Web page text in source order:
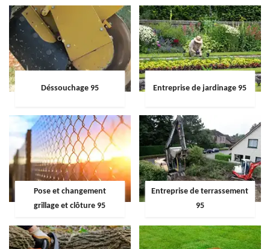
Déssouchage 95 Entreprise de jardinage 95
Pose et changement
grillage et clôture 95
Entreprise de terrassement
95